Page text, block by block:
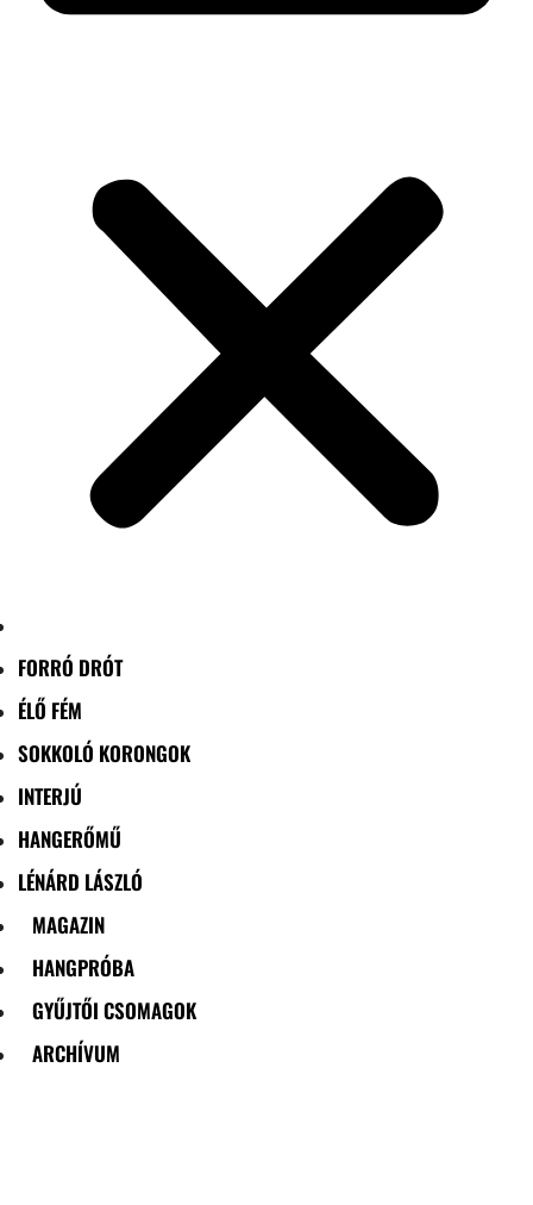
FORRÓ DRÓT
ÉLŐ FÉM
SOKKOLÓ KORONGOK
INTERJÚ
HANGERŐMŰ
LÉNÁRD LÁSZLÓ
MAGAZIN
HANGPRÓBA
GYŰJTŐI CSOMAGOK
ARCHÍVUM